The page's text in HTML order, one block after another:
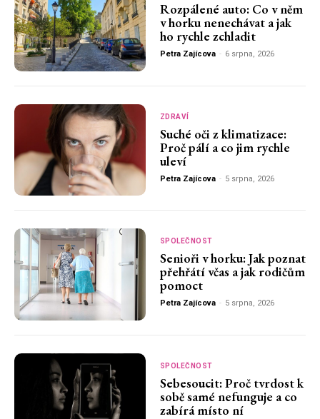
Rozpálené auto: Co v něm
v horku nenechávat a jak
ho rychle zchladit
Petra Zajícova - 6 srpna, 2026
ZDRAVÍ
Suché oči z klimatizace:
Proč pálí a co jim rychle
uleví
Petra Zajícova - 5 srpna, 2026
SPOLEČNOST
Senioři v horku: Jak poznat
přehřátí včas a jak rodičům
pomoct
Petra Zajícova - 5 srpna, 2026
SPOLEČNOST
Sebesoucit: Proč tvrdost k
sobě samé nefunguje a co
zabírá místo ní